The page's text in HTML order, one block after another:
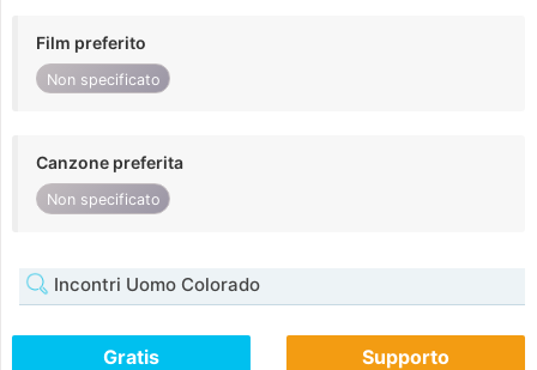
Film preferito
Non specificato
Canzone preferita
Non specificato
Incontri Uomo Colorado
Gratis Supporto